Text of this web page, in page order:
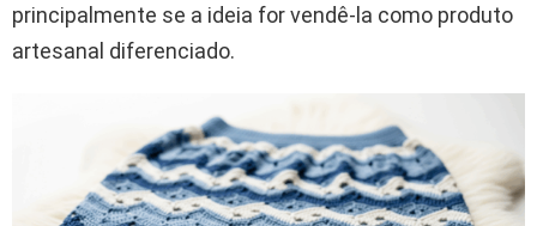
principalmente se a ideia for vendê-la como produto
artesanal diferenciado.